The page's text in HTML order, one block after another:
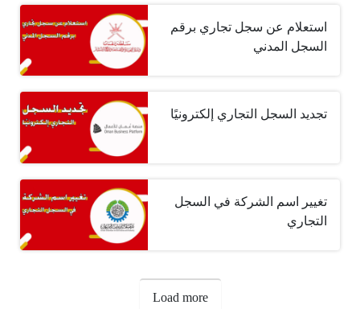
استعلام عن سجل تجاري برقم
السجل المدني
تجديد السجل التجاري إلكترونيًا
تغيير اسم الشركة في السجل
التجاري
Load more